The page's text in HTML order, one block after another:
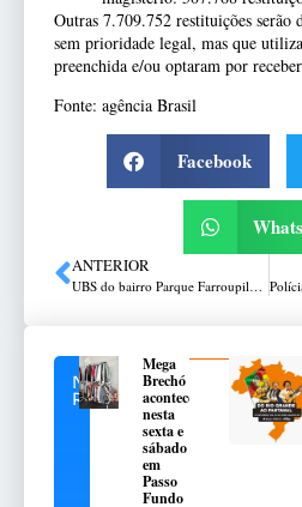
Outras 7.709.752 restituições serão
sem prioridade legal, mas que
preenchida e/ou optaram por
Fonte: agência Brasil
Facebook
ANTERIOR
UBS do bairro Parque Farroupilha, em Passo Fundo, é vandalizada e tem fezes espalhadas na porta
NOTÍCIAS
RELACIONADAS
Mega
Brechó
acontece
nesta
sexta e
sábado
em
Passo
Fundo